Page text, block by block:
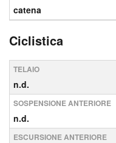
catena
Ciclistica
TELAIO
n.d.
SOSPENSIONE ANTERIORE
n.d.
ESCURSIONE ANTERIORE